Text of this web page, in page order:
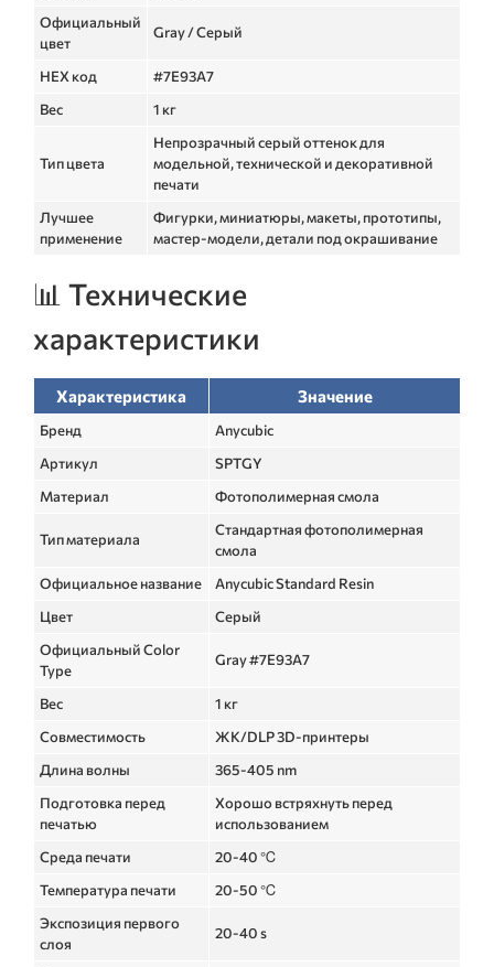
Официальный
цвет
Gray / Серый
HEX код
#7E93A7
Вес
1 кг
Тип цвета
Непрозрачный серый оттенок для
модельной, технической и декоративной
печати
Лучшее
применение
Фигурки, миниатюры, макеты, прототипы,
мастер-модели, детали под окрашивание
📊 Технические
характеристики
Характеристика Значение
Бренд
Anycubic
Артикул
SPTGY
Материал
Фотополимерная смола
Тип материала
Стандартная фотополимерная
смола
Официальное название
Anycubic Standard Resin
Цвет
Серый
Официальный Color
Type
Gray #7E93A7
Вес
1 кг
Совместимость
ЖК/DLP 3D-принтеры
Длина волны
365-405 nm
Подготовка перед
печатью
Хорошо встряхнуть перед
использованием
Среда печати
20-40 ℃
Температура печати
20-50 ℃
Экспозиция первого
слоя
20-40 s